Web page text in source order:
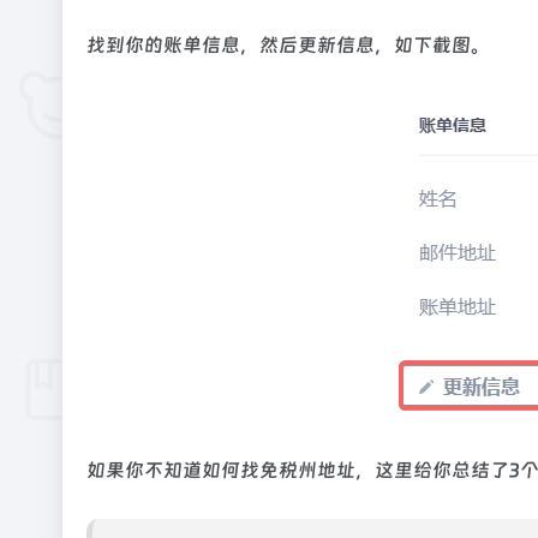
找到你的账单信息，然后更新信息，如下截图。
如果你不知道如何找免税州地址，这里给你总结了3